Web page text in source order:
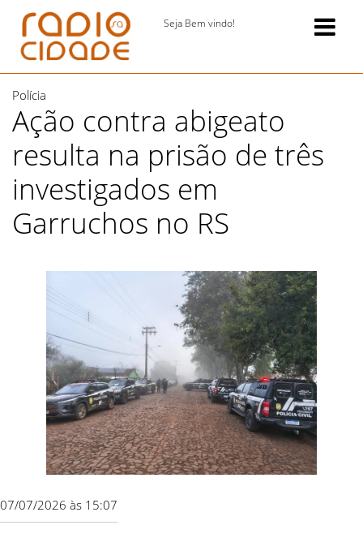
Seja Bem vindo!
Polícia
Ação contra abigeato
resulta na prisão de três
investigados em
Garruchos no RS
07/07/2026 às 15:07